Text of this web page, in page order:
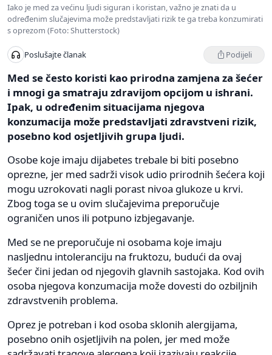
Iako je med za većinu ljudi siguran i koristan, važno je znati da u
određenim slučajevima može predstavljati rizik te ga treba konzumirati
s oprezom (Foto: Shutterstock)
Poslušajte članak Podijeli
Med se često koristi kao prirodna zamjena za šećer
i mnogi ga smatraju zdravijom opcijom u ishrani.
Ipak, u određenim situacijama njegova
konzumacija može predstavljati zdravstveni rizik,
posebno kod osjetljivih grupa ljudi.
Osobe koje imaju dijabetes trebale bi biti posebno
oprezne, jer med sadrži visok udio prirodnih šećera koji
mogu uzrokovati nagli porast nivoa glukoze u krvi.
Zbog toga se u ovim slučajevima preporučuje
ograničen unos ili potpuno izbjegavanje.
Med se ne preporučuje ni osobama koje imaju
nasljednu intoleranciju na fruktozu, budući da ovaj
šećer čini jedan od njegovih glavnih sastojaka. Kod ovih
osoba njegova konzumacija može dovesti do ozbiljnih
zdravstvenih problema.
Oprez je potreban i kod osoba sklonih alergijama,
posebno onih osjetljivih na polen, jer med može